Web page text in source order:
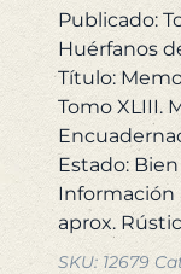
XLIII.
Marzo
de
1933.
cantidad
Publicado:
Huérfanos
Título:
Tomo XLIII.
Estado: Bien
Información
SKU: 12679